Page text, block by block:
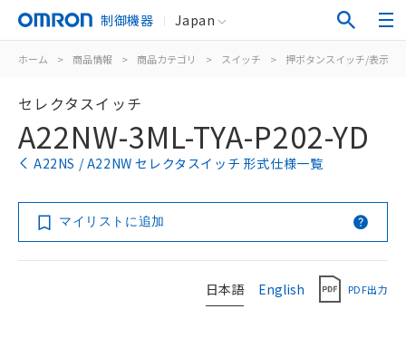
制御機器 Japan
ホーム > 商品情報 > 商品カテゴリ > スイッチ > 押ボタンスイッチ/表示灯
セレクタスイッチ
A22NW-3ML-TYA-P202-YD
A22NS / A22NW セレクタスイッチ 形式仕様一覧
マイリストに追加
日本語 English PDF出力